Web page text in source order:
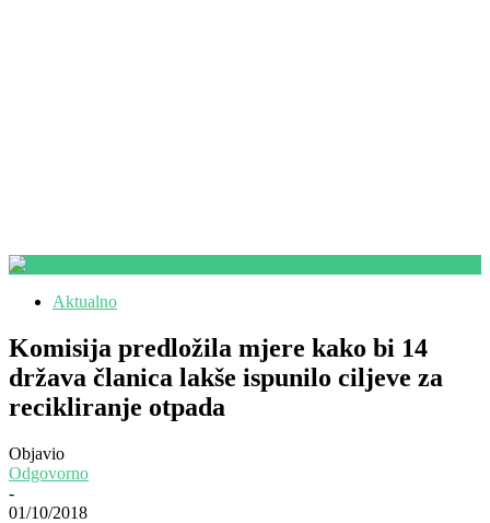
Aktualno
Komisija predložila mjere kako bi 14
država članica lakše ispunilo ciljeve za
recikliranje otpada
Objavio
Odgovorno
-
01/10/2018